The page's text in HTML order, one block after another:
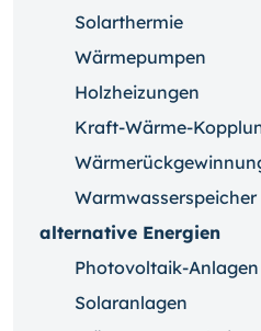
Solarthermie
Wärmepumpen
Holzheizungen
Kraft-Wärme-
Warmwasserspeicher
alternative Energien
Photovoltaik-Anlagen
Solaranlagen